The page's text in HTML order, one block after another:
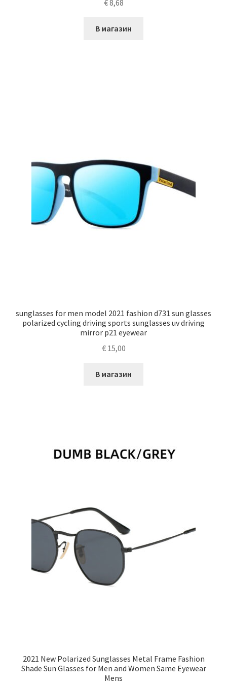
€8,68
В магазин
sunglasses for men model 2021 fashion d731 sun glasses
polarized cycling driving sports sunglasses uv driving
mirror p21 eyewear
€15,00
В магазин
2021 New Polarized Sunglasses Metal Frame Fashion
Shade Sun Glasses for Men and Women Same Eyewear
Mens